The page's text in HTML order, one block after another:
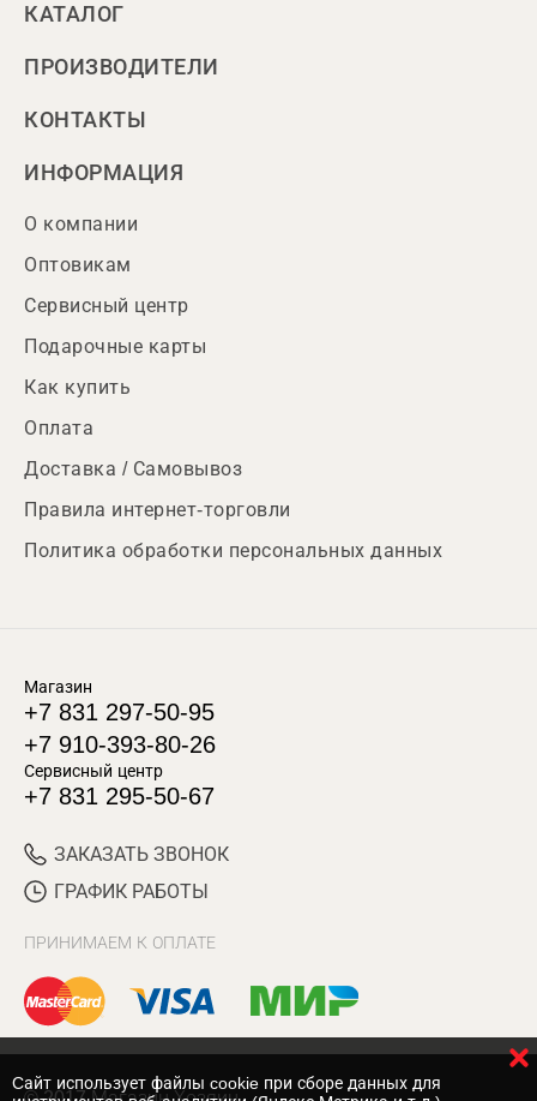
КАТАЛОГ
ПРОИЗВОДИТЕЛИ
КОНТАКТЫ
ИНФОРМАЦИЯ
О компании
Оптовикам
Сервисный центр
Подарочные карты
Как купить
Оплата
Доставка / Самовывоз
Правила интернет-торговли
Политика обработки персональных данных
Магазин
+7 831 297-50-95
+7 910-393-80-26
Сервисный центр
+7 831 295-50-67
ЗАКАЗАТЬ ЗВОНОК
ГРАФИК РАБОТЫ
ПРИНИМАЕМ К ОПЛАТЕ
Cайт использует файлы cookie при сборе данных для